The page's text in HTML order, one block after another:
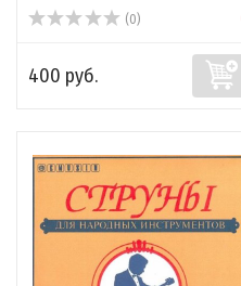
(0)
400 руб.